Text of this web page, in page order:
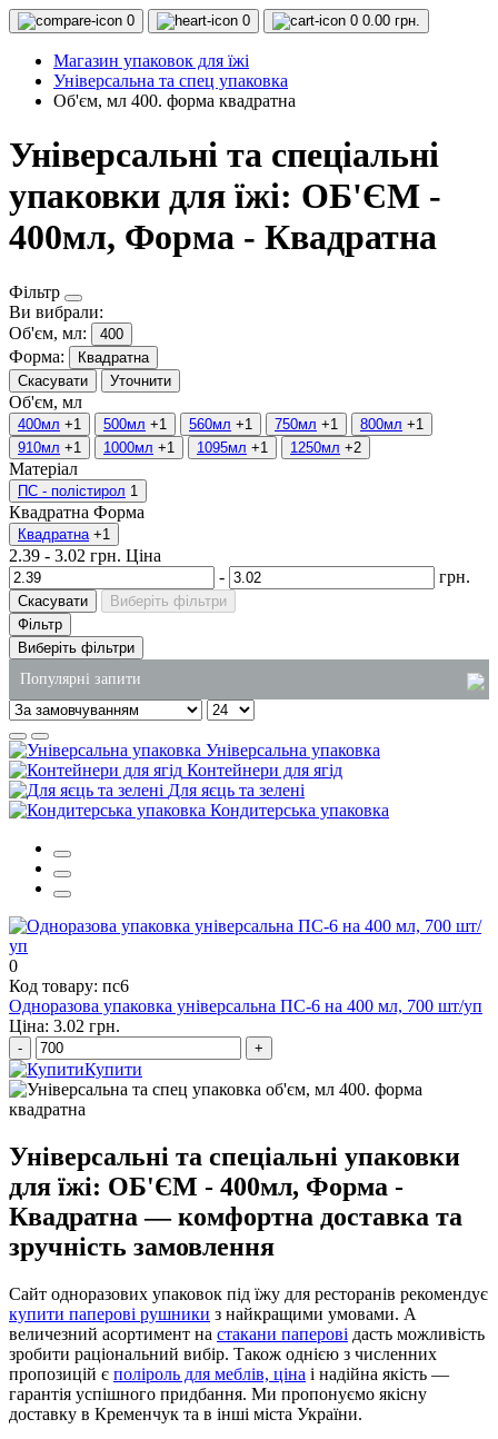
0 0 0 0.00 грн.
Магазин упаковок для їжі
Універсальна та спец упаковка
Об'єм, мл 400. форма квадратна
Універсальні та спеціальні
упаковки для їжі: ОБ'ЄМ -
400мл, Форма - Квадратна
Фільтр
Ви вибрали:
Об'єм, мл:
400
Форма:
Квадратна
Скасувати
Уточнити
Об'єм, мл
400мл +1 500мл +1 560мл +1 750мл +1 800мл +1
910мл +1 1000мл +1 1095мл +1 1250мл +2
Матеріал
ПС - полістирол 1
Квадратна Форма
Квадратна +1
2.39 - 3.02 грн. Ціна
-
грн.
Скасувати
Виберіть фільтри
Фільтр
Виберіть фільтри
Популярні запити
купити пластикові стакани оптом
одноразові стакани ціна
засоби для чищення плити
лотки для ягід харків
пакети з крафт паперу
Універсальна упаковка
Контейнери для ягід
Для яєць та зелені
Кондитерська упаковка
0
Код товару: пс6
Одноразова упаковка універсальна ПС-6 на 400 мл, 700 шт/уп
Ціна: 3.02 грн.
- +
Купити
Універсальні та спеціальні упаковки
для їжі: ОБ'ЄМ - 400мл, Форма -
Квадратна — комфортна доставка та
зручність замовлення
Сайт одноразових упаковок під їжу для ресторанів рекомендує
купити паперові рушники з найкращими умовами. А
величезний асортимент на стакани паперові дасть можливість
зробити раціональний вибір. Також однією з численних
пропозицій є поліроль для меблів, ціна і надійна якість —
гарантія успішного придбання. Ми пропонуємо якісну
доставку в Кременчук та в інші міста України.